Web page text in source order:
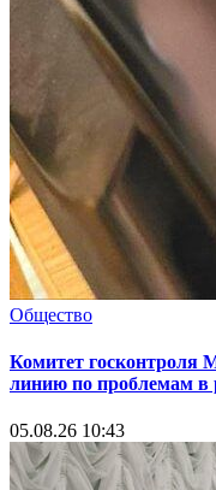
Общество
Комитет госконтроля
линию по проблемам в
05.08.26 10:43